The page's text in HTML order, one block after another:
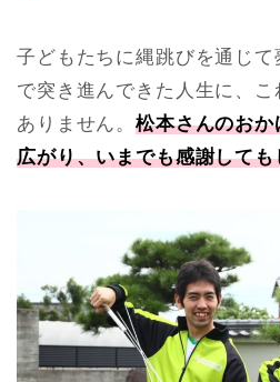
子どもたちに縄跳びを通じ
で突き進んできた人生に、
ありません。松本さんのお
広がり、いまでも感謝して